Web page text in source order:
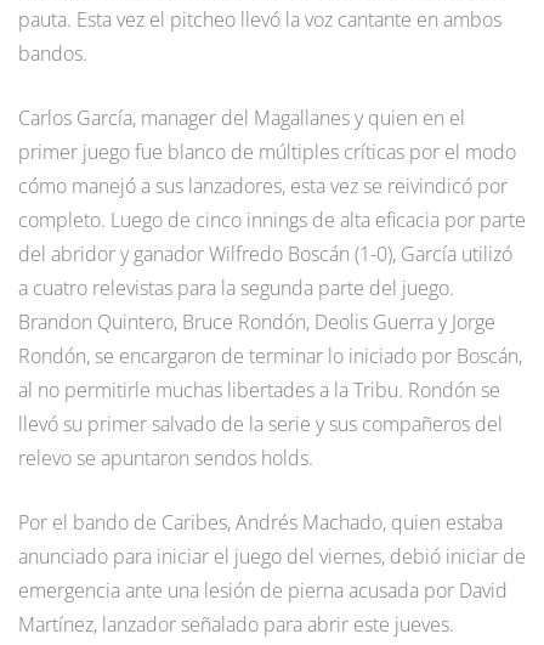
pauta. Esta vez el pitcheo llevó la voz cantante en ambos
bandos.
Carlos García, manager del Magallanes y quien en el
primer juego fue blanco de múltiples críticas por el modo
cómo manejó a sus lanzadores, esta vez se reivindicó por
completo. Luego de cinco innings de alta eficacia por parte
del abridor y ganador Wilfredo Boscán (1-0), García utilizó
a cuatro relevistas para la segunda parte del juego.
Brandon Quintero, Bruce Rondón, Deolis Guerra y Jorge
Rondón, se encargaron de terminar lo iniciado por Boscán,
al no permitirle muchas libertades a la Tribu. Rondón se
llevó su primer salvado de la serie y sus compañeros del
relevo se apuntaron sendos holds.
Por el bando de Caribes, Andrés Machado, quien estaba
anunciado para iniciar el juego del viernes, debió iniciar de
emergencia ante una lesión de pierna acusada por David
Martínez, lanzador señalado para abrir este jueves.